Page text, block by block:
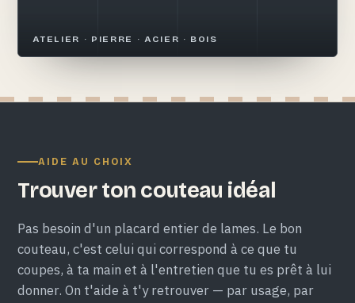
ATELIER · PIERRE · ACIER · BOIS
AIDE AU CHOIX
Trouver ton couteau idéal
Pas besoin d'un placard entier de lames. Le bon
couteau, c'est celui qui correspond à ce que tu
coupes, à ta main et à l'entretien que tu es prêt à lui
donner. On t'aide à t'y retrouver — par usage, par